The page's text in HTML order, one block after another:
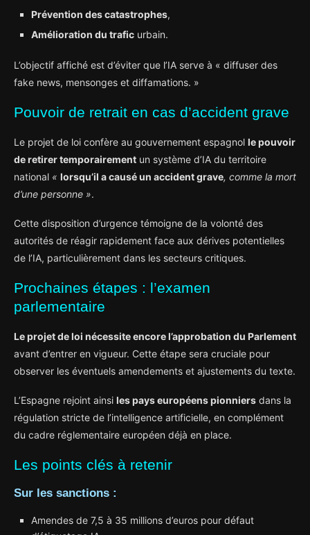
Prévention des catastrophes,
Amélioration du trafic urbain.
L’objectif affiché est d’éviter que l’IA serve à « diffuser des
fake news, mensonges et diffamations. »
Pouvoir de retrait en cas d’accident grave
Le projet de loi confère au gouvernement espagnol le pouvoir
de retirer temporairement un système d’IA du territoire
national « lorsqu’il a causé un accident grave, comme la mort
d’une personne ».
Cette disposition d’urgence témoigne de la volonté des
autorités de réagir rapidement face aux dérives potentielles
de l’IA, particulièrement dans les secteurs critiques.
Prochaines étapes : l’examen
parlementaire
Le projet de loi nécessite encore l’approbation du Parlement
avant d’entrer en vigueur. Cette étape sera cruciale pour
observer les éventuels amendements et ajustements du texte.
L’Espagne rejoint ainsi les pays européens pionniers dans la
régulation stricte de l’intelligence artificielle, en complément
du cadre réglementaire européen déjà en place.
Les points clés à retenir
Sur les sanctions :
Amendes de 7,5 à 35 millions d’euros pour défaut